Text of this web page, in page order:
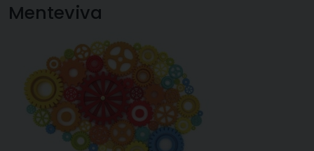
Menteviva